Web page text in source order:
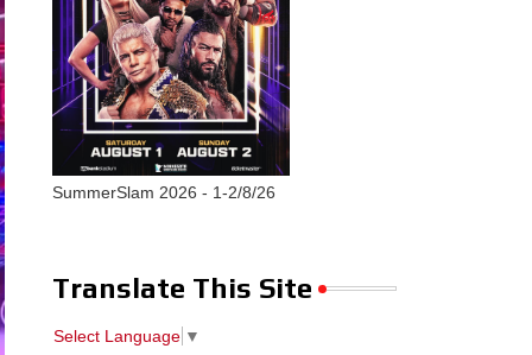
SummerSlam 2026 - 1-2/8/26
Translate This Site
Select Language ▼